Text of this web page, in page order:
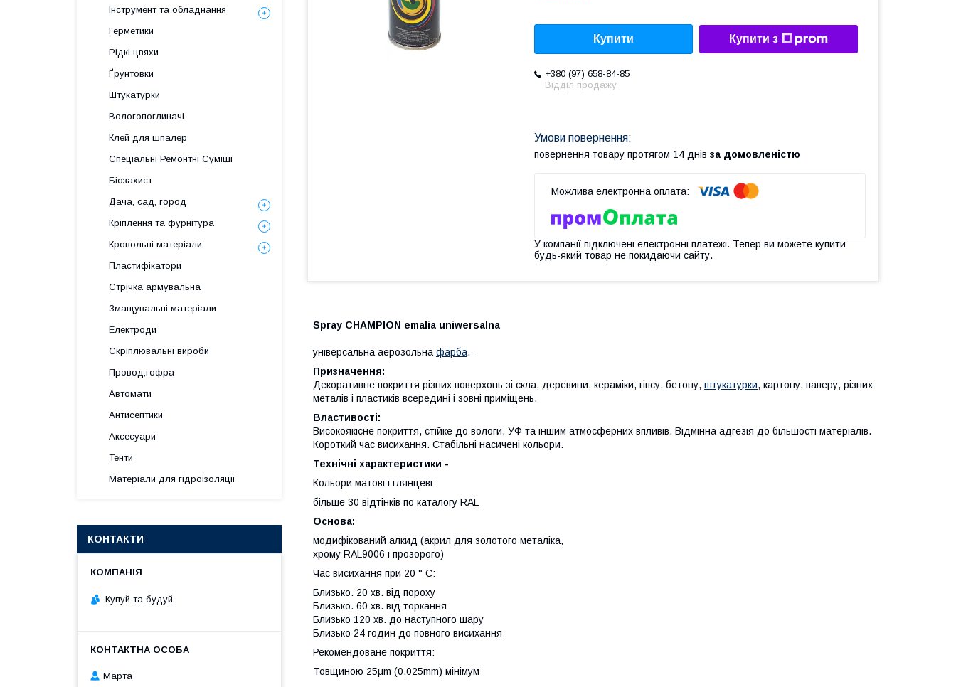
Купити Купити з
+380 (97) 658-84-85
Відділ продажу
повернення товару протягом 14 днів за домовленістю
У компанії підключені електронні платежі. Тепер ви можете купити
будь-який товар не покидаючи сайту.
Spray CHAMPION emalia uniwersalna
універсальна аерозольна фарба. -
Призначення:
Декоративне покриття різних поверхонь зі скла, деревини, кераміки, гіпсу, бетону, штукатурки, картону, паперу, різних
металів і пластиків всередині і зовні приміщень.
Властивості:
Високоякісне покриття, стійке до вологи, УФ та іншим атмосферних впливів. Відмінна адгезія до більшості матеріалів.
Короткий час висихання. Стабільні насичені кольори.
Технічні характеристики -
Кольори матові і глянцеві:
більше 30 відтінків по каталогу RAL
Основа:
модифікований алкид (акрил для золотого металіка,
хрому RAL9006 і прозорого)
Час висихання при 20 ° С:
Близько. 20 хв. від пороху
Близько. 60 хв. від торкання
Близько 120 хв. до наступного шару
Близько 24 годин до повного висихання
Рекомендоване покриття:
Товщиною 25μm (0,025mm) мінімум
Інструмент та обладнання
Герметики
Рідкі цвяхи
Ґрунтовки
Штукатурки
Вологопоглиначі
Клей для шпалер
Спеціальні Ремонтні Суміші
Біозахист
Дача, сад, город
Кріплення та фурнітура
Кровольні матеріали
Пластифікатори
Стрічка армувальна
Змащувальні матеріали
Електроди
Скріплювальні вироби
Провод,гофра
Автомати
Антисептики
Аксесуари
Тенти
Матеріали для гідроізоляції
КОНТАКТИ
Купуй та будуй
Марта